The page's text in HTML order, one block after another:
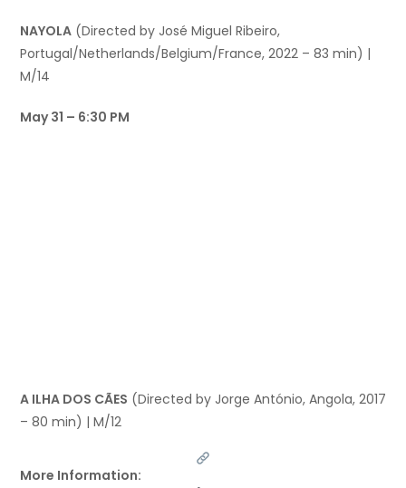
NAYOLA (Directed by José Miguel Ribeiro,
Portugal/Netherlands/Belgium/France, 2022 – 83 min) |
M/14
May 31 – 6:30 PM
A ILHA DOS CÃES (Directed by Jorge António, Angola, 2017
– 80 min) | M/12
More Information: